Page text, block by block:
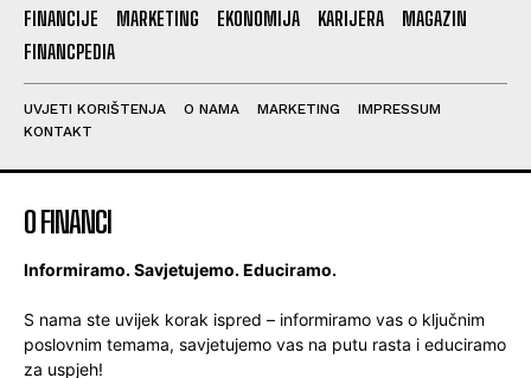
FINANCIJE MARKETING EKONOMIJA KARIJERA
MAGAZIN
FINANCPEDIA
UVJETI KORIŠTENJA O NAMA MARKETING
IMPRESSUM
KONTAKT
O FINANCI
Informiramo. Savjetujemo. Educiramo.
S nama ste uvijek korak ispred – informiramo vas o ključnim
poslovnim temama, savjetujemo vas na putu rasta i educiramo
za uspjeh!